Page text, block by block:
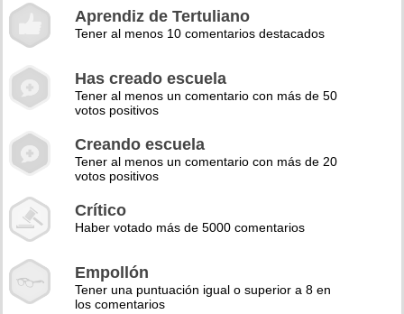
Aprendiz de Tertuliano
Tener al menos 10 comentarios destacados
Has creado escuela
Tener al menos un comentario con más de 50
votos positivos
Creando escuela
Tener al menos un comentario con más de 20
votos positivos
Crítico
Haber votado más de 5000 comentarios
Empollón
Tener una puntuación igual o superior a 8 en
los comentarios